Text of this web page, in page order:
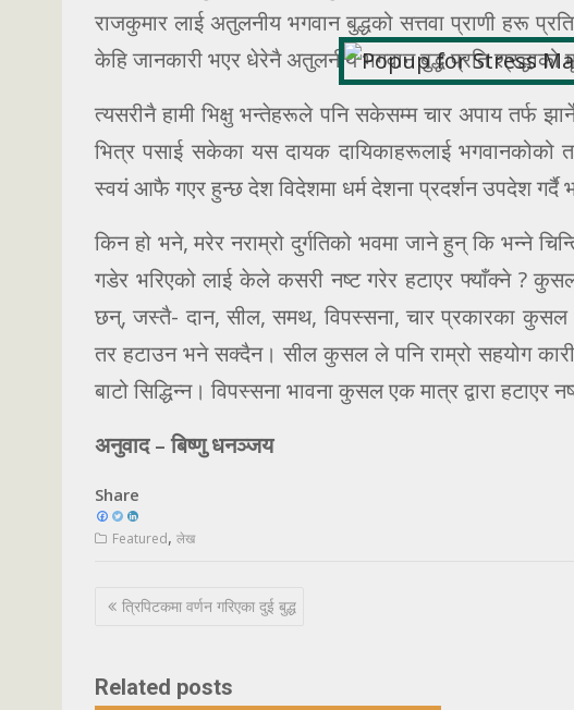
राजकुमार लाई अतुलनीय भगवान बुद्धको सत्तवा प्राणी हरू
केहि जानकारी भएर धेरेनै अतुलनीय भगवान बुद्ध प्रति
त्यसरीनै हामी भिक्षु भन्तेहरूले पनि सकेसम्म चार अपाय तर्फ
भित्र पसाई सकेका यस दायक दायिकाहरूलाई भगवानकोको
स्वयं आफै गएर हुन्छ देश विदेशमा धर्म देशना प्रदर्शन उपदेश गर्दै
किन हो भने, मरेर नराम्रो दुर्गतिको भवमा जाने हुन् कि भन्ने
गडेर भरिएको लाई केले कसरी नष्ट गरेर हटाएर फ्याँक्ने ?
छन्, जस्तै- दान, सील, समथ, विपस्सना, चार प्रकारका
तर हटाउन भने सक्दैन। सील कुसल ले पनि राम्रो सहयोग
बाटो सिद्धिन्न। विपस्सना भावना कुसल एक मात्र द्वारा हटाएर
अनुवाद – बिष्णु धनञ्जय
Share
Featured, लेख
Post
त्रिपिटकमा वर्णन गरिएका दुई बुद्ध
Related posts